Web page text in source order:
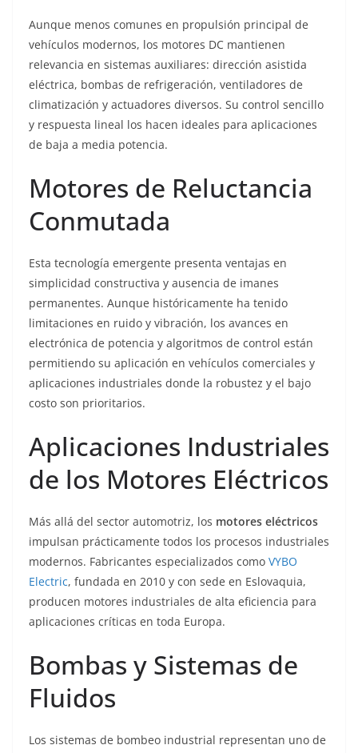
Aunque menos comunes en propulsión principal de
vehículos modernos, los motores DC mantienen
relevancia en sistemas auxiliares: dirección asistida
eléctrica, bombas de refrigeración, ventiladores de
climatización y actuadores diversos. Su control sencillo
y respuesta lineal los hacen ideales para aplicaciones
de baja a media potencia.
Motores de Reluctancia
Conmutada
Esta tecnología emergente presenta ventajas en
simplicidad constructiva y ausencia de imanes
permanentes. Aunque históricamente ha tenido
limitaciones en ruido y vibración, los avances en
electrónica de potencia y algoritmos de control están
permitiendo su aplicación en vehículos comerciales y
aplicaciones industriales donde la robustez y el bajo
costo son prioritarios.
Aplicaciones Industriales
de los Motores Eléctricos
Más allá del sector automotriz, los motores eléctricos
impulsan prácticamente todos los procesos industriales
modernos. Fabricantes especializados como VYBO
Electric, fundada en 2010 y con sede en Eslovaquia,
producen motores industriales de alta eficiencia para
aplicaciones críticas en toda Europa.
Bombas y Sistemas de
Fluidos
Los sistemas de bombeo industrial representan uno de